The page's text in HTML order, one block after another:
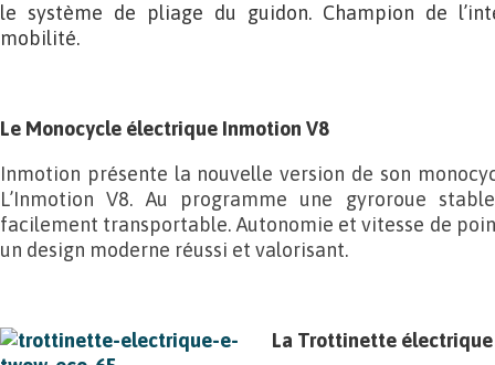
le système de pliage du guidon. Champion de
mobilité.
Le Monocycle électrique Inmotion V8
Inmotion présente la nouvelle version de son
L’Inmotion V8. Au programme une gyroroue
facilement transportable. Autonomie et vitesse de
un design moderne réussi et valorisant.
La Trottinette